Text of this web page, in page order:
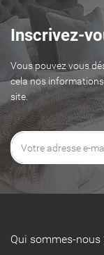
Inscrivez-
Vous pouvez vous
cela nos
site.
Qui sommes-nous